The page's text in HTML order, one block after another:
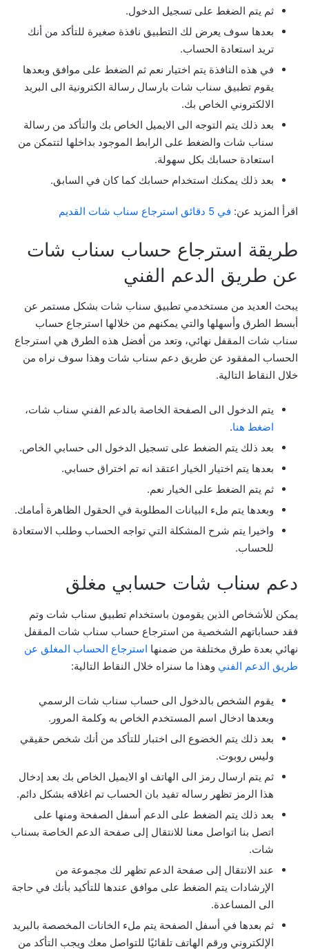
ثم يتم الضغط على تسجيل الدخول.
بعدها سوف يعرض لك التطبيق نافذة صغيرة للتأكد من أنك
تريد استعادة الحساب.
في هذه النافذة يتم اختيار نعم ثم الضغط على موافق وبعدها
يقوم تطبيق سناب شات بارسال رسالة الكترونية الى البريد
الالكتروني الخاص بك.
بعد ذلك يتم التوجه الى الايميل الخاص بك والتأكد من رسالة
سناب شات والضغط على الرابط الموجود بداخلها لتتمكن من
استعادة حسابك بكل سهولة.
بعد ذلك يمكنك استخدام حسابك كما كان في السابق.
اقرأ المزيد عن: في 5 دقائق استرجاع سناب شات القديم
طريقة استرجاع حساب سناب شات
عن طريق الدعم الفني
يبحث العديد من مستخدمي تطبيق سناب شات بشكل مستمر عن
أبسط الطرق وأسهلها والتي يمكنهم من خلالها استرجاع حساب
سناب شات المقفل نهائي، وتعد من أفضل هذه الطرق هي استرجاع
الحساب المفقود عن طريق دعم سناب شات وهذا سوف نراه من
خلال النقاط التالية.
يتم الدخول الى الصفحة الخاصة بالدعم الفني سناب شات،
اضغط هنا.
بعد ذلك يتم الضغط على تسجيل الدخول الى حسابي الخاص.
بعدها يتم اختيار الخيار اعتقد انه تم اختراق حسابي.
ثم يتم الضغط على الخيار نعم.
وبعدها يتم ملء البيانات المطلوبة في الحقول الظاهرة أمامك.
واخيرا يتم شرح المشكلة التي تواجه الحساب وطلب الاستعادة
للحساب.
دعم سناب شات حسابي مغلق
يمكن للأشخاص الذين يقومون باستخدام تطبيق سناب شات وتم
فقد حساباتهم الشخصية من استرجاع حساب سناب شات المقفل
نهائي بعدة طرق مختلفة من ضمنها استرجاع الحساب المغلق عن
طريق الدعم الفني وهذا ما سنراه خلال النقاط التالية:
يقوم الشخص بالدخول الى حساب سناب شات الرسمي
وبعدها ادخال اسم المستخدم الخاص به وكلمة المرور.
بعد ذلك يتم الخضوع الى اختبار للتأكد من أنك شخص حقيقي
وليس روبوت.
ثم يتم ارسال رمز الى الهاتف او الايميل الخاص بك بعد إدخال
هذا الرمز تظهر رساله تفيد بان الحساب تم اغلاقه بشكل دائم.
بعد ذلك يتم الضغط على الدعم أسفل الصفحة ومنها على
اتصل بنا اتواصل معنا للانتقال إلى صفحة الدعم الخاصة بسناب
شات.
عند الانتقال إلى صفحة الدعم تظهر لك مجموعة من
الإرشادات يتم الضغط على موافق عندها للتأكيد بأنك في حاجة
الى المساعدة.
ثم بعدها في أسفل الصفحة يتم ملء الخانات المخصصة بالبريد
الإلكتروني ورقم الهاتف تلقائيًا للتواصل معك ويجب التأكد من